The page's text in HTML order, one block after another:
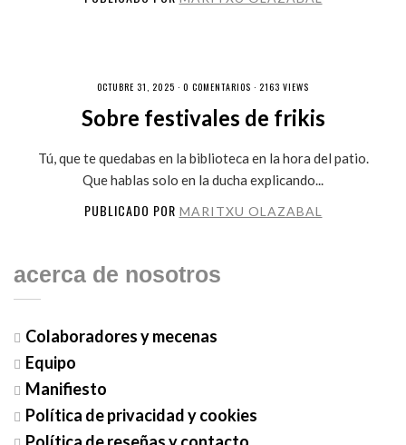
OCTUBRE 31, 2025 · 0 COMENTARIOS · 2163 VIEWS
Sobre festivales de frikis
Tú, que te quedabas en la biblioteca en la hora del patio.
Que hablas solo en la ducha explicando...
PUBLICADO POR MARITXU OLAZABAL
acerca de nosotros
Colaboradores y mecenas
Equipo
Manifiesto
Política de privacidad y cookies